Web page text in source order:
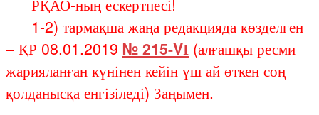
РҚАО-ның ескертпесі!
1-2) тармақша жаңа редакцияда көзделген
– ҚР 08.01.2019 № 215-VІ (алғашқы ресми
жарияланған күнінен кейін үш ай өткен соң
қолданысқа енгізіледі) Заңымен.